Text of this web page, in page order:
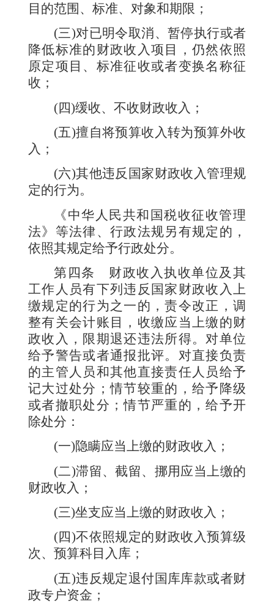
目的范围、标准、对象和期限；
(三)对已明令取消、暂停执行或者
降低标准的财政收入项目，仍然依照
原定项目、标准征收或者变换名称征
收；
(四)缓收、不收财政收入；
(五)擅自将预算收入转为预算外收
入；
(六)其他违反国家财政收入管理规
定的行为。
《中华人民共和国税收征收管理
法》等法律、行政法规另有规定的，
依照其规定给予行政处分。
第四条 财政收入执收单位及其
工作人员有下列违反国家财政收入上
缴规定的行为之一的，责令改正，调
整有关会计账目，收缴应当上缴的财
政收入，限期退还违法所得。对单位
给予警告或者通报批评。对直接负责
的主管人员和其他直接责任人员给予
记大过处分；情节较重的，给予降级
或者撤职处分；情节严重的，给予开
除处分：
(一)隐瞒应当上缴的财政收入；
(二)滞留、截留、挪用应当上缴的
财政收入；
(三)坐支应当上缴的财政收入；
(四)不依照规定的财政收入预算级
次、预算科目入库；
(五)违反规定退付国库库款或者财
政专户资金；